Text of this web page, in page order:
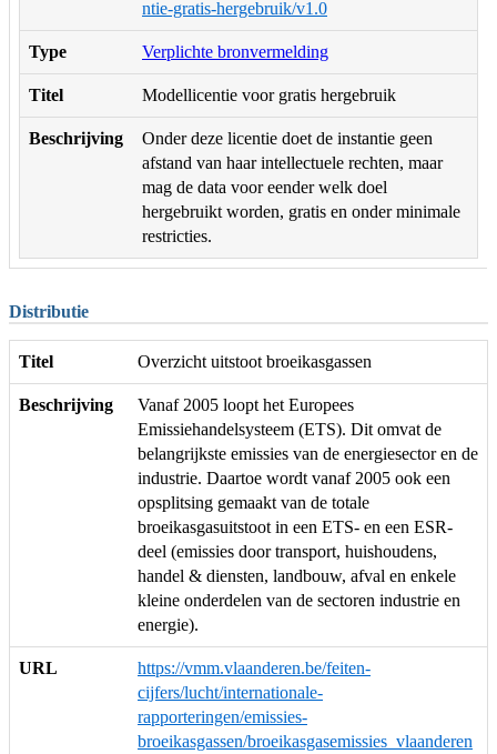
ntie-gratis-hergebruik/v1.0
Type Verplichte bronvermelding
Titel Modellicentie voor gratis hergebruik
Beschrijving
Onder deze licentie doet de instantie geen
afstand van haar intellectuele rechten, maar
mag de data voor eender welk doel
hergebruikt worden, gratis en onder minimale
restricties.
Distributie
Titel Overzicht uitstoot broeikasgassen
Beschrijving
Vanaf 2005 loopt het Europees
Emissiehandelsysteem (ETS). Dit omvat de
belangrijkste emissies van de energiesector en de
industrie. Daartoe wordt vanaf 2005 ook een
opsplitsing gemaakt van de totale
broeikasgasuitstoot in een ETS- en een ESR-
deel (emissies door transport, huishoudens,
handel & diensten, landbouw, afval en enkele
kleine onderdelen van de sectoren industrie en
energie).
URL
https://vmm.vlaanderen.be/feiten-
cijfers/lucht/internationale-
rapporteringen/emissies-
broeikasgassen/broeikasgasemissies_vlaanderen